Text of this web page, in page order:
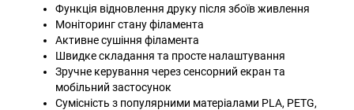
Функція відновлення друку після збоїв живлення
Моніторинг стану філамента
Активне сушіння філамента
Швидке складання та просте налаштування
Зручне керування через сенсорний екран та
мобільний застосунок
Сумісність з популярними матеріалами PLA, PETG,